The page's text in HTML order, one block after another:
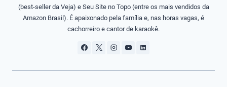
(best-seller da Veja) e Seu Site no Topo (entre os mais vendidos da
Amazon Brasil). É apaixonado pela família e, nas horas vagas, é
cachorreiro e cantor de karaokê.